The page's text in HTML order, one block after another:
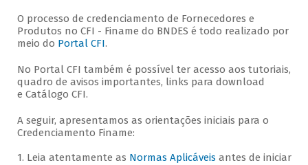
O processo de credenciamento de Fornecedores e
Produtos no CFI - Finame do BNDES é todo realizado por
meio do Portal CFI.
No Portal CFI também é possível ter acesso aos tutoriais,
quadro de avisos importantes, links para download
e Catálogo CFI.
A seguir, apresentamos as orientações iniciais para o
Credenciamento Finame:
1. Leia atentamente as Normas Aplicáveis antes de iniciar